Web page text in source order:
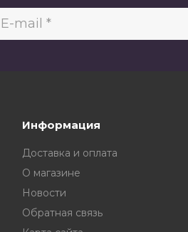
Информация
Доставка и оплата
О магазине
Новости
Обратная связь